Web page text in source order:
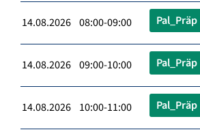
14.08.2026 08:00-09:00 Pal_Präp
14.08.2026 09:00-10:00 Pal_Präp
14.08.2026 10:00-11:00 Pal_Präp